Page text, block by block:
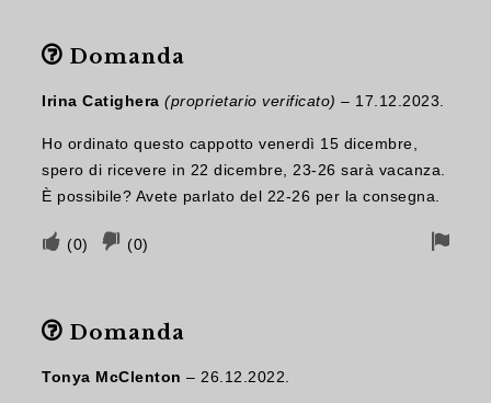
Domanda
Irina Catighera (proprietario verificato) – 17.12.2023.
Ho ordinato questo cappotto venerdì 15 dicembre,
spero di ricevere in 22 dicembre, 23-26 sarà vacanza.
È possibile? Avete parlato del 22-26 per la consegna.
Voto
il
contributo
(0)
Voto
il
contributo
(0)
Domanda
Tonya McClenton – 26.12.2022.